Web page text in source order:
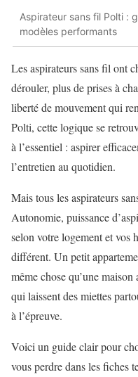
Aspirateur sans fil Polti :
modèles performants
Les aspirateurs sans fil ont
dérouler, plus de prises à
liberté de mouvement qui
Polti, cette logique se
à l’essentiel : aspirer
l’entretien au quotidien.
Mais tous les aspirateurs
Autonomie, puissance
selon votre logement et vos
différent. Un petit
même chose qu’une
qui laissent des miettes
à l’épreuve.
Voici un guide clair pour
vous perdre dans les fiches